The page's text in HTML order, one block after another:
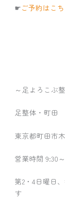
☛ご予約はこ
～足よろこぶ
足整体・町田
東京都町田市
営業時間 9:30
第2・4日曜日
す